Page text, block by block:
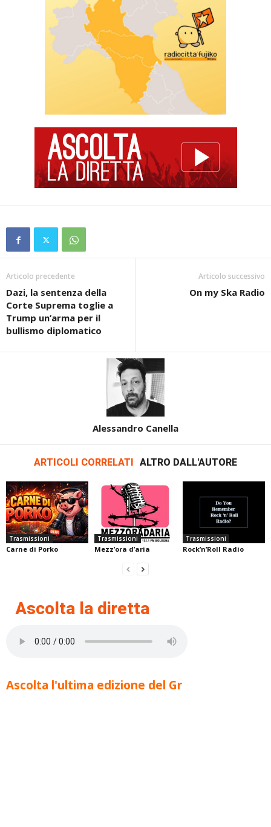
Articolo precedente
Dazi, la sentenza della
Corte Suprema toglie a
Trump un’arma per il
bullismo diplomatico
Articolo successivo
On my Ska Radio
Alessandro Canella
ARTICOLI CORRELATI ALTRO DALL'AUTORE
Trasmissioni
Carne di Porko
Trasmissioni
Mezz’ora d’aria
Trasmissioni
Rock’n’Roll Radio
Ascolta la diretta
Ascolta l'ultima edizione del Gr